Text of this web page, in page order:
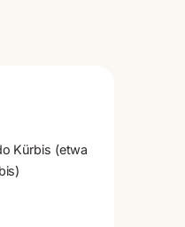
Kürbis (etwa